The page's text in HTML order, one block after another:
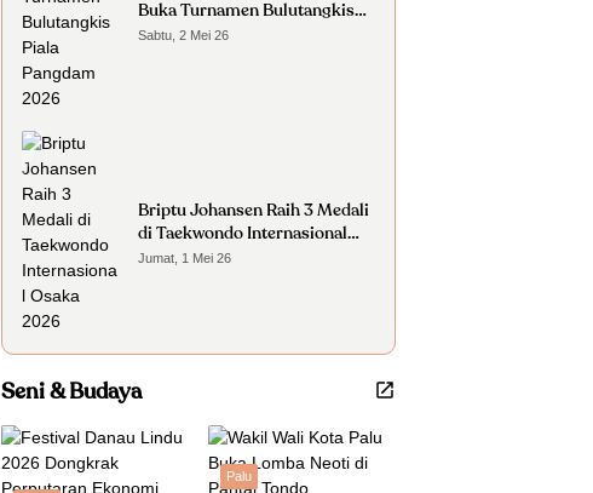
Buka Turnamen Bulutangkis
Piala Pangdam 2026
Sabtu, 2 Mei 26
Briptu Johansen Raih 3 Medali
di Taekwondo Internasional
Osaka 2026
Jumat, 1 Mei 26
Seni & Budaya
Palu